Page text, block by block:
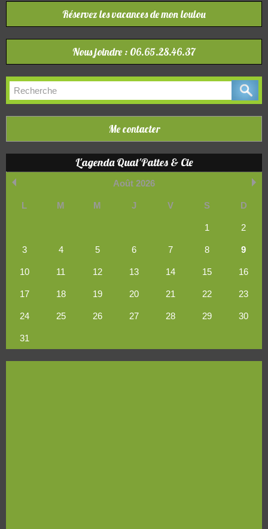
Réservez les vacances de mon loulou
Nous joindre : 06.65.28.46.37
Me contacter
L'agenda Quat'Pattes & Cie
Août 2026
L M M J V S D
1 2
3 4 5 6 7 8 9
10 11 12 13 14 15 16
17 18 19 20 21 22 23
24 25 26 27 28 29 30
31